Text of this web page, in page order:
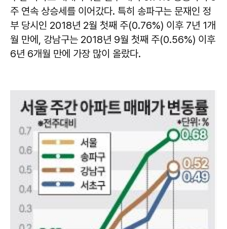
주 연속 상승세를 이어갔다. 특히 송파구는 문재인 정
부 당시인 2018년 2월 첫째 주(0.76%) 이후 7년 1개
월 만에, 강남구는 2018년 9월 첫째 주(0.56%) 이후
6년 6개월 만에 가장 많이 올랐다.